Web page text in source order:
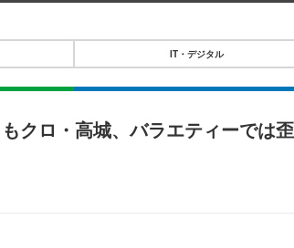
IT・デジタルTOP
IT・デジタル
クロ・高城、バラエティーでは